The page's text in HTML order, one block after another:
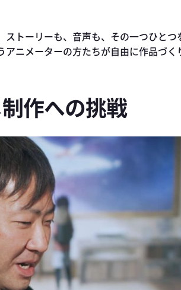
ストーリーも、音声も、その一つひと
アニメーターの方たちが自由に作品づ
作への挑戦